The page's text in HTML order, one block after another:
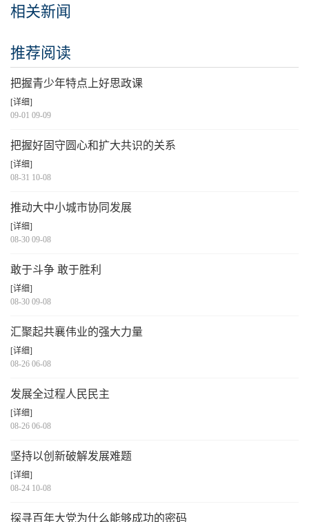
相关新闻
推荐阅读
把握青少年特点上好思政课
[详细]
09-01 09-09
把握好固守圆心和扩大共识的关系
[详细]
08-31 10-08
推动大中小城市协同发展
[详细]
08-30 09-08
敢于斗争 敢于胜利
[详细]
08-30 09-08
汇聚起共襄伟业的强大力量
[详细]
08-26 06-08
发展全过程人民民主
[详细]
08-26 06-08
坚持以创新破解发展难题
[详细]
08-24 10-08
探寻百年大党为什么能够成功的密码